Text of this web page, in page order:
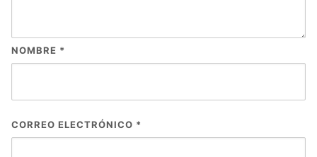
NOMBRE *
CORREO ELECTRÓNICO *